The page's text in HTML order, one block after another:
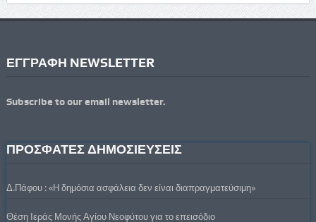
ΕΓΓΡΑΦΗ NEWSLETTER
Subscribe to our email newsletter.
ΠΡΟΣΦΑΤΕΣ ΔΗΜΟΣΙΕΥΣΕΙΣ
Δ.Πάφου : «Η δημόσια ασφάλεια δεν είναι διαπραγματεύσιμη»
Θέση Ιεράς Μονής Αγίου Νεοφύτου για το επεισόδιο